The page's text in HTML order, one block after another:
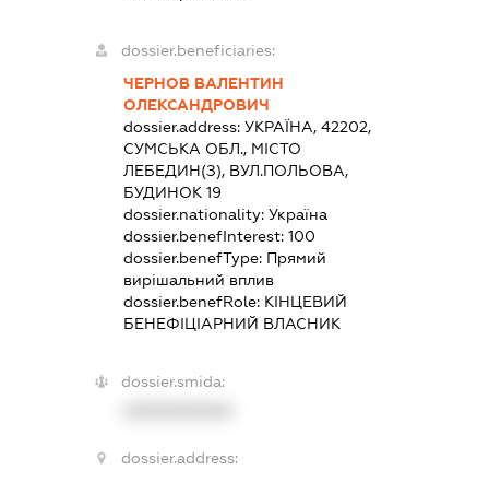
dossier.beneficiaries:
ЧЕРНОВ ВАЛЕНТИН
ОЛЕКСАНДРОВИЧ
dossier.address:УКРАЇНА, 42202,
СУМСЬКА ОБЛ., МІСТО
ЛЕБЕДИН(З), ВУЛ.ПОЛЬОВА,
БУДИНОК 19
dossier.nationality:Україна
dossier.benefInterest:100
dossier.benefType: Прямий
вирішальний вплив
dossier.benefRole: КІНЦЕВИЙ
БЕНЕФІЦІАРНИЙ ВЛАСНИК
dossier.smida:
dossier.address: